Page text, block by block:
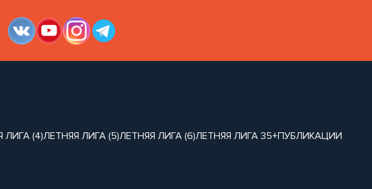
ЛИГА (4)ЛЕТНЯЯ ЛИГА (5)ЛЕТНЯЯ ЛИГА (6)ЛЕТНЯЯ ЛИГА 35+ПУБЛИКАЦИИ